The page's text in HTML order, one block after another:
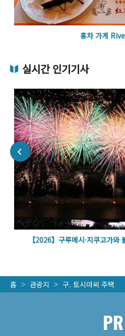
홍차 가게
실시간 인기기사
【2026】구루메시·지쿠고가와
홈 관광지 구. 토시마씨 주택
PR